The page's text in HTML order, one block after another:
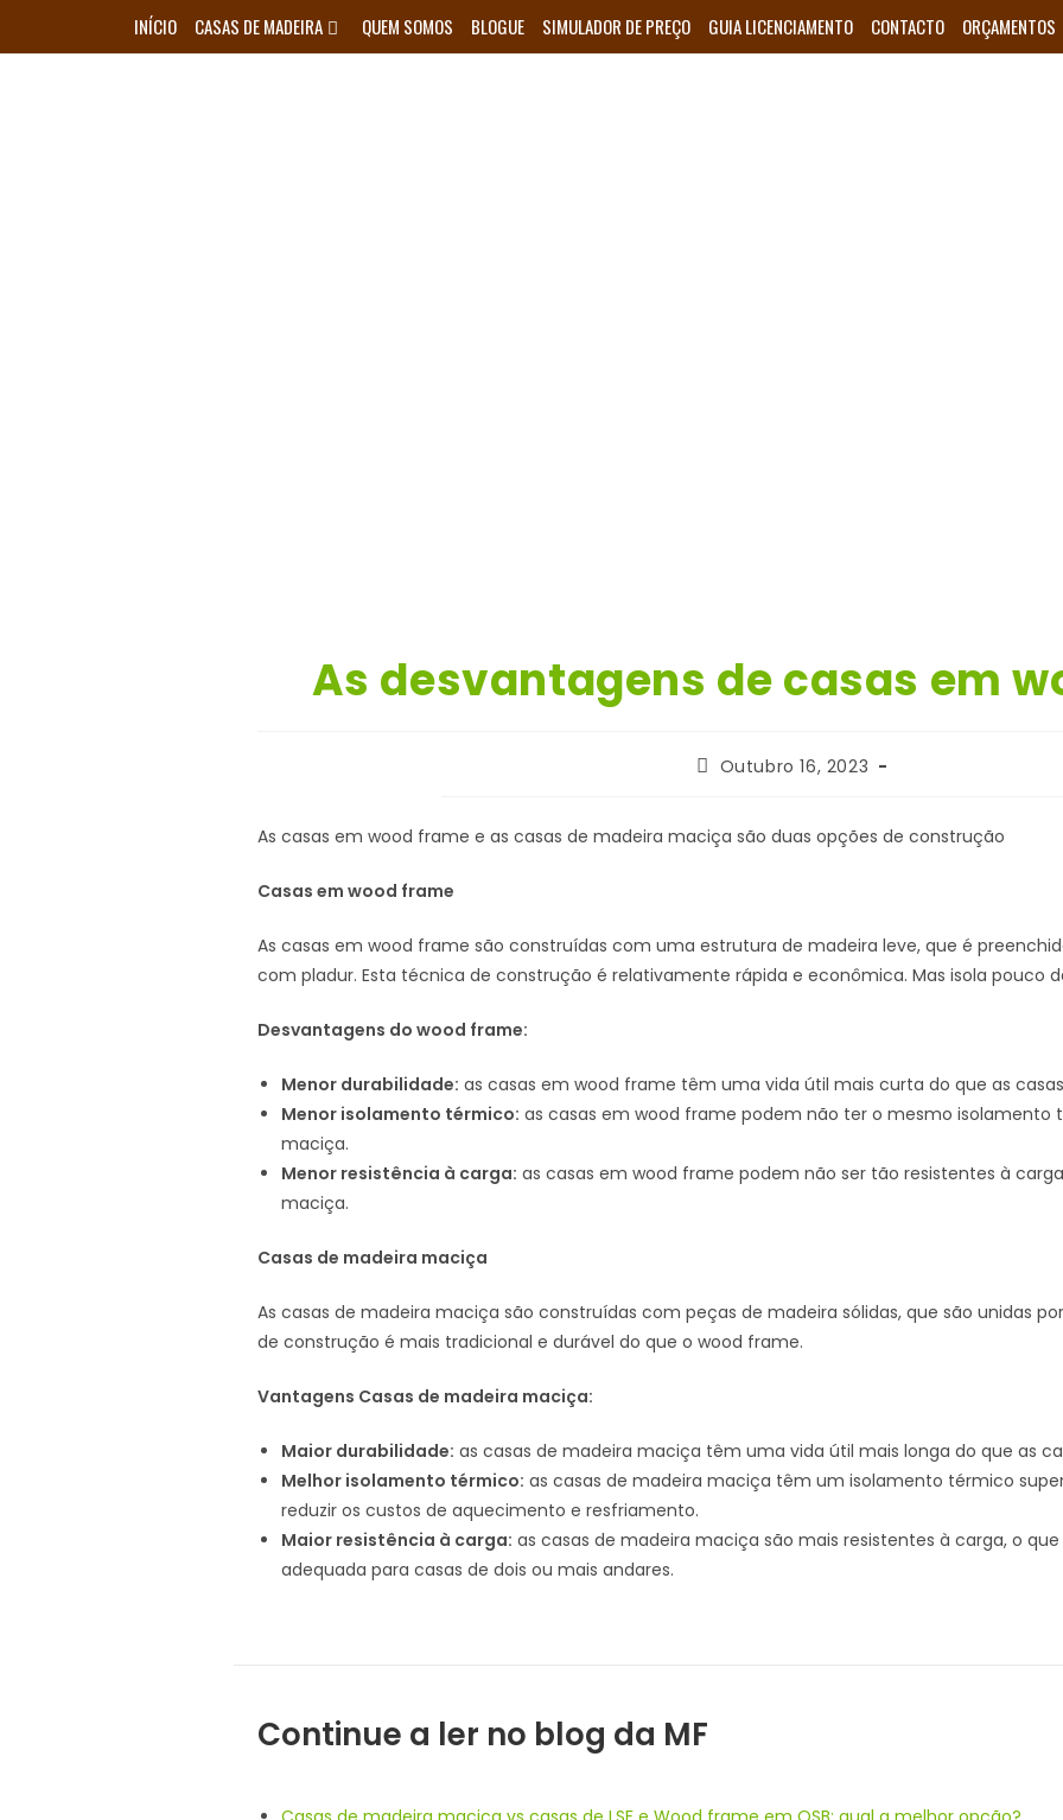
INÍCIO CASAS DE MADEIRA QUEM SOMOS BLOGUE SIMULADOR DE PREÇO GUIA LICENCIAMENTO CONTACTO ORÇAMENTOS
As desvantagens de casas em
PostOutubro 16, 2023
As casas em wood frame e as casas de madeira maciça são duas opções de construção
Casas em wood frame
As casas em wood frame são construídas com uma estrutura de madeira leve, que é
com pladur. Esta técnica de construção é relativamente rápida e econômica. Mas isola pouco
Desvantagens do wood frame:
Menor durabilidade: as casas em wood frame têm uma vida útil mais curta do que as
Menor isolamento térmico: as casas em wood frame podem não ter o mesmo isolamento
maciça.
Menor resistência à carga: as casas em wood frame podem não ser tão resistentes à
maciça.
Casas de madeira maciça
As casas de madeira maciça são construídas com peças de madeira sólidas, que são unidas
de construção é mais tradicional e durável do que o wood frame.
Vantagens Casas de madeira maciça:
Maior durabilidade: as casas de madeira maciça têm uma vida útil mais longa do que as
Melhor isolamento térmico: as casas de madeira maciça têm um isolamento térmico
reduzir os custos de aquecimento e resfriamento.
Maior resistência à carga: as casas de madeira maciça são mais resistentes à carga, o
adequada para casas de dois ou mais andares.
Continue a ler no blog da MF